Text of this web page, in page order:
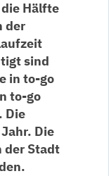
Hälfte
der
sind
in to-go
to-go
Die
Die
der Stadt